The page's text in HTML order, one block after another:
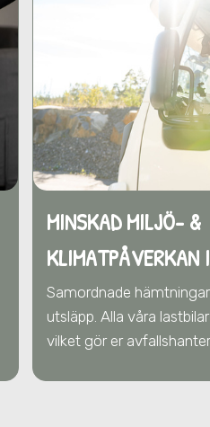
MINSKAD MILJÖ- &
KLIMATPÅVERKAN
Samordnade
utsläpp. Alla våra
vilket gör er